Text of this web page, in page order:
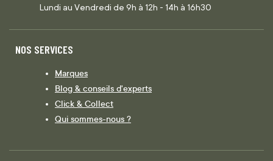
Lundi au Vendredi de 9h à 12h - 14h à 16h30
NOS SERVICES
Marques
Blog & conseils d'experts
Click & Collect
Qui sommes-nous ?